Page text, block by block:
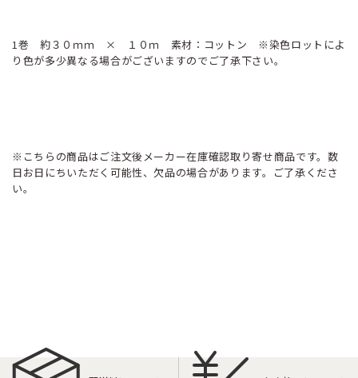
1巻 約３０ｍｍ × １０ｍ 素材：コットン ※染色ロットによ
り色が多少異なる場合がございますのでご了承下さい。
※こちらの商品はご注文後メーカー在庫確認取り寄せ商品です。数
日お日にちいただく可能性、欠品の場合があります。ご了承くださ
い。